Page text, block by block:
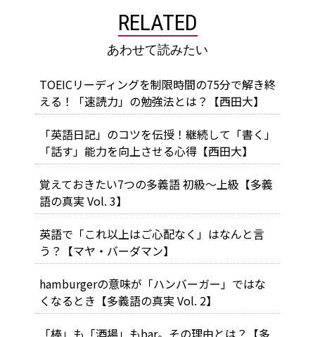
RELATED
あわせて読みたい
TOEICリーディングを制限時間の75分で解き終
える！「速読力」の勉強法とは？【西田大】
「英語日記」のコツを伝授！継続して「書く」
「話す」能力を向上させる心得【西田大】
覚えておきたい7つの多義語 初級～上級【多義
語の真実 Vol. 3】
英語で「これ以上はご心配なく」はなんと言
う？【マヤ・バーダマン】
hamburgerの意味が「ハンバーガー」ではな
くなるとき【多義語の真実 Vol. 2】
「棒」も「酒場」もbar。その理由とは？【多